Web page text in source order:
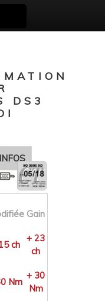
DS3
INFOS
Gain
ch
+ 23
ch
Nm
+ 30
Nm